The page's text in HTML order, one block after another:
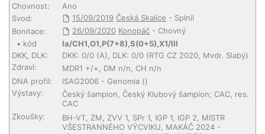
Chovnost:
Ano
Svod:
15/09/2019 Česká Skalice - Splnil
Bonitace:
26/09/2020 Konopáč - Chovný
• kód
Ia/CH1,O1,P(7+8),S(0+5),X1/III
DKK, DLK:
DKK: 0/0 (A), DLK: 0/0 (RTG CZ 2020, Mvdr. Slabý)
Zdraví:
MDR1 +/+, DM n/n, CH n/n
DNA profil:
ISAG2006 - Genomia ()
Výstavy:
Český šampion, Český Klubový šampion; CAC, res.
CAC
Zkoušky:
BH-VT, ZM, ZVV 1, SPr 1, IGP 1, IGP 2, MISTR
VŠESTRANNÉHO VÝCVIKU, MAKÁČ 2024 -